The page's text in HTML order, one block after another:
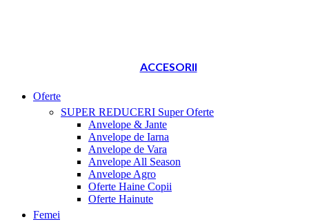
ACCESORII
Oferte
SUPER REDUCERI Super Oferte
Anvelope & Jante
Anvelope de Iarna
Anvelope de Vara
Anvelope All Season
Anvelope Agro
Oferte Haine Copii
Oferte Hainute
Femei